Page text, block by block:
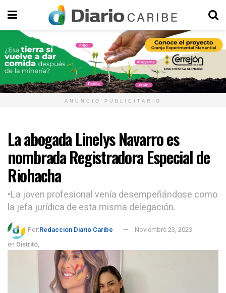
ANUNCIO PUBLICITARIO
La abogada Linelys Navarro es
nombrada Registradora Especial de
Riohacha
•La joven profesional venía desempeñándose como
la jefa jurídica de esta misma delegación.
Por:Redacción Diario Caribe
Noviembre 23, 2023
en Distrito,